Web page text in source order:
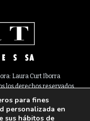
Laura Curt Iborra
los derechos reservados
Suscripción
para fines
personalizada en
sus hábitos de